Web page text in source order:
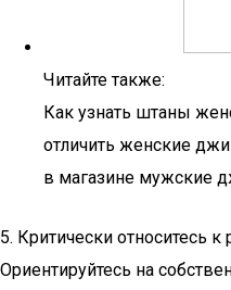
Читайте также:
Как узнать штаны
отличить женские
в магазине мужские
5. Критически относитесь
Ориентируйтесь на